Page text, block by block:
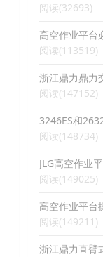
阅读(32693)
高空作业平台
阅读(113519)
浙江鼎力鼎力
阅读(147152)
3246ES和
阅读(148734)
JLG高空作业
阅读(149025)
高空作业平台
阅读(149211)
浙江鼎力直臂